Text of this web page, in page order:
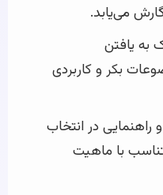
می‌یابد.
به یافتن
بکر و کاربردی
در انتخاب
با ماهیت